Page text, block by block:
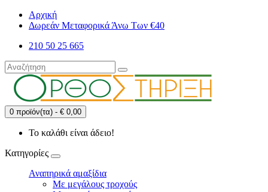
Αρχική
Δωρεάν Μεταφορικά Άνω Των €40
210 50 25 665
0 προϊόν(τα) - € 0,00
Το καλάθι είναι άδειο!
Κατηγορίες
Αναπηρικά αμαξίδια
Με μεγάλους τροχούς